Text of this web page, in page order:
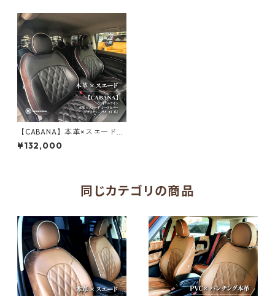
【CABANA】本革×スエード
シートカバー ロイヤルライン
ブラックレーベル（F系）
¥132,000
同じカテゴリの商品